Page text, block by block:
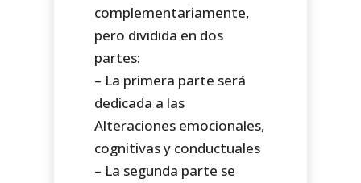
complementariamente,
pero dividida en dos
partes:
– La primera parte será
dedicada a las
Alteraciones emocionales,
cognitivas y conductuales
– La segunda parte se